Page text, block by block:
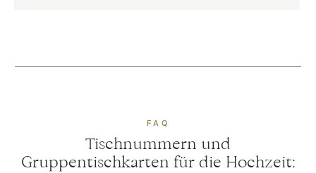
FAQ
Tischnummern und
Gruppentischkarten für die Hochzeit: